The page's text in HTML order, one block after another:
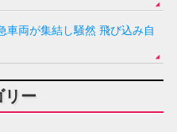
車両が集結し騒然 飛び込み自
リー